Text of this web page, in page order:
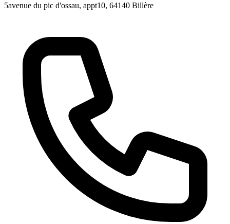
5avenue du pic d'ossau, appt10, 64140 Billère